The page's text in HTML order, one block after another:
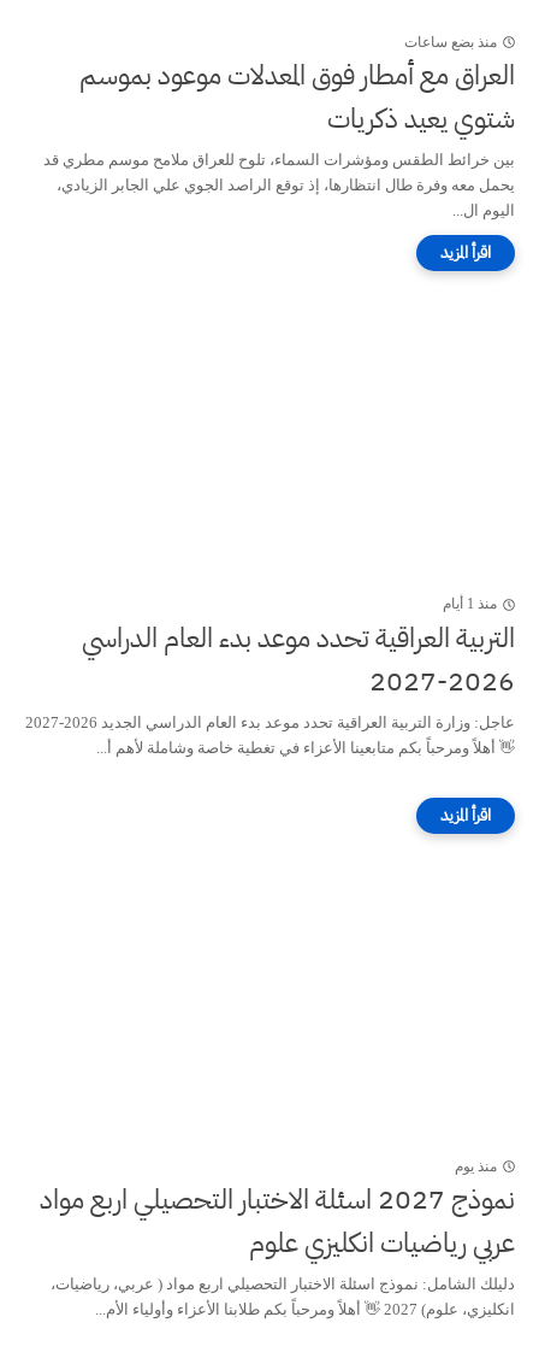
منذ بضع ساعات
العراق مع أمطار فوق المعدلات موعود بموسم
شتوي يعيد ذكريات
بين خرائط الطقس ومؤشرات السماء، تلوح للعراق ملامح موسم مطري قد
يحمل معه وفرة طال انتظارها، إذ توقع الراصد الجوي علي الجابر الزيادي،
اليوم ال...
منذ 1 أيام
التربية العراقية تحدد موعد بدء العام الدراسي
2026-2027
عاجل: وزارة التربية العراقية تحدد موعد بدء العام الدراسي الجديد 2026-2027
👋 أهلاً ومرحباً بكم متابعينا الأعزاء في تغطية خاصة وشاملة لأهم أ...
منذ يوم
نموذج 2027 اسئلة الاختبار التحصيلي اربع مواد
عربي رياضيات انكليزي علوم
دليلك الشامل: نموذج اسئلة الاختبار التحصيلي اربع مواد ( عربي، رياضيات،
انكليزي، علوم) 2027 👋 أهلاً ومرحباً بكم طلابنا الأعزاء وأولياء الأم...